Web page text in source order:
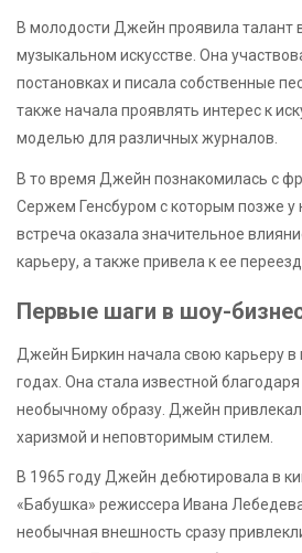
В молодости Джейн проявила талант
музыкальном искусстве. Она
постановках и писала собственные
также начала проявлять интерес к
моделью для различных журналов.
В то время Джейн познакомилась с
Сержем Генсбуром с которым позже у
встреча оказала значительное
карьеру, а также привела к ее
Первые шаги в шоу-
Джейн Биркин начала свою карьеру в
годах. Она стала известной
необычному образу. Джейн
харизмой и неповторимым стилем.
В 1965 году Джейн дебютировала в
«Бабушка» режиссера Ивана
необычная внешность сразу